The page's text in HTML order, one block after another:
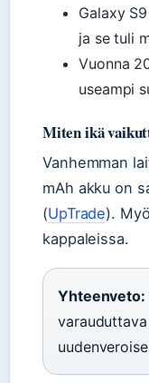
Galaxy
ja se tuli
Vuonna
useampi
Miten ikä
Vanhemman
mAh akku on
(UpTrade).
kappaleissa.
Yhteenveto: